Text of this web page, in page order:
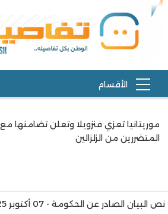
موريتانيا تعزي فنزويلا وتعلن تضامنها مع
المتضررين من الزلزالين
نص البيان الصادر عن الحكومة - 07 أكتوبر 2025